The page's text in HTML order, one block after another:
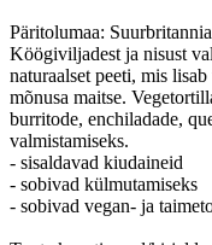
Päritolumaa: Suurbritannia
Köögiviljadest ja nisust
naturaalset peeti, mis
mõnusa maitse.
burritode, enchiladade,
valmistamiseks.
- sisaldavad kiudaineid
- sobivad külmutamiseks
- sobivad vegan- ja